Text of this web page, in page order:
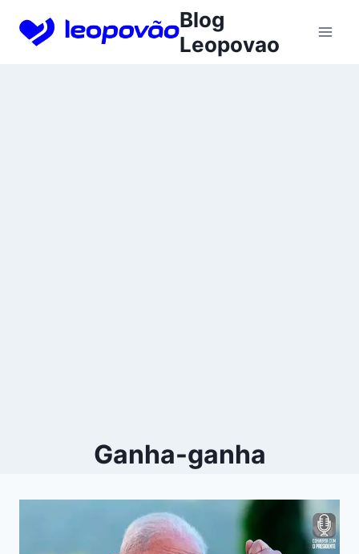
Blog
Leopovao
Ganha-ganha